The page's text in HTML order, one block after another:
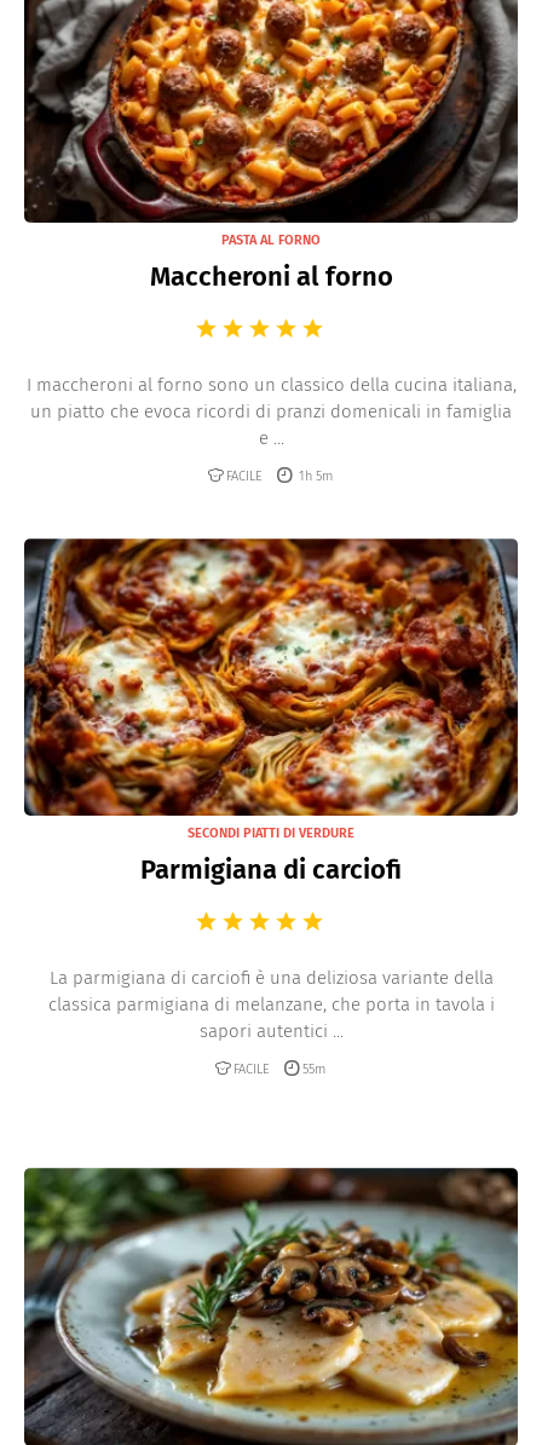
PASTA AL FORNO
Maccheroni al forno
I maccheroni al forno sono un classico della cucina italiana,
un piatto che evoca ricordi di pranzi domenicali in famiglia
e ...
FACILE 1h 5m
SECONDI PIATTI DI VERDURE
Parmigiana di carciofi
La parmigiana di carciofi è una deliziosa variante della
classica parmigiana di melanzane, che porta in tavola i
sapori autentici ...
FACILE 55m